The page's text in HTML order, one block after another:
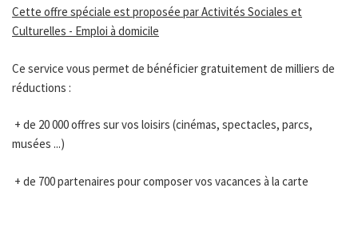
Cette offre spéciale est proposée par Activités Sociales et
Culturelles - Emploi à domicile
Ce service vous permet de bénéficier gratuitement de milliers de
réductions :
+ de 20 000 offres sur vos loisirs (cinémas, spectacles, parcs,
musées ...)
+ de 700 partenaires pour composer vos vacances à la carte